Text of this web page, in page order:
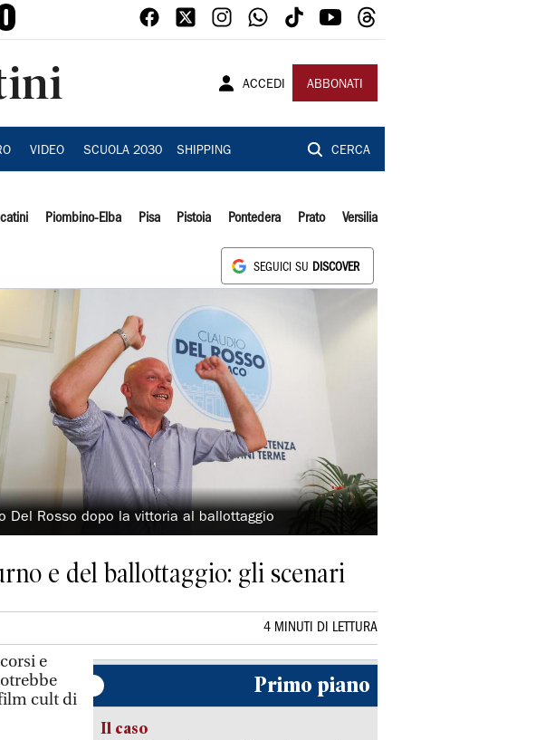
ACCEDI ABBONATI
VIDEO SCUOLA 2030 SHIPPING CERCA
Piombino-Elba Pisa Pistoia Pontedera Prato Versilia
SEGUICI SU DISCOVER
Del Rosso dopo la vittoria al ballottaggio
e del ballottaggio: gli scenari
4 MINUTI DI LETTURA
e
film cult di
Primo piano
Il caso